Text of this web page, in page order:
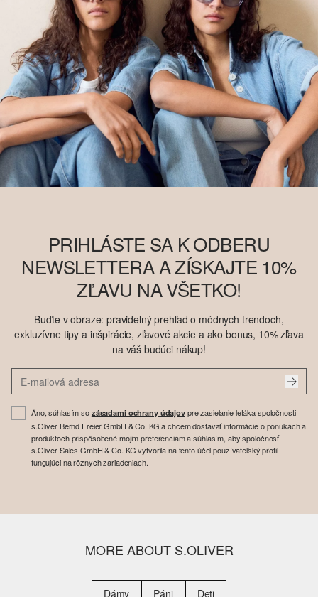
PRIHLÁSTE SA K ODBERU
NEWSLETTERA A ZÍSKAJTE 10%
ZĽAVU NA VŠETKO!
Buďte v obraze: pravidelný prehľad o módnych trendoch,
exkluzívne tipy a inšpirácie, zľavové akcie a ako bonus, 10% zľava
na váš budúci nákup!
Áno, súhlasím so zásadami ochrany údajovpre zasielanie letáka spoločnosti
s.Oliver Bernd Freier GmbH & Co. KG a chcem dostavať informácie o ponukách a
produktoch prispôsobené mojim preferenciám a súhlasím, aby spoločnosť
s.Oliver Sales GmbH & Co. KG vytvorila na tento účel používateľský profil
fungujúci na rôznych zariadeniach.
MORE ABOUT S.OLIVER
Dámy Páni Deti